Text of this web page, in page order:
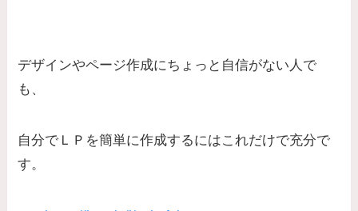
デザインやページ作成にちょっと自信がない人で
も、
自分でＬＰを簡単に作成するにはこれだけで充分で
す。